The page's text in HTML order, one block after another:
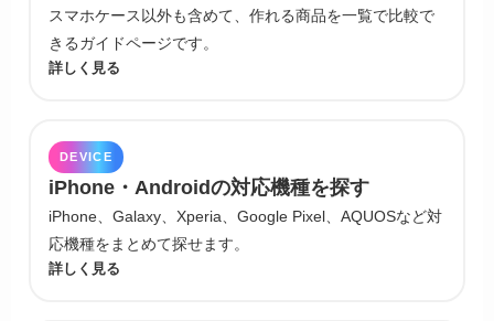
スマホケース以外も含めて、作れる商品を一覧で比較で
きるガイドページです。
詳しく見る
DEVICE
iPhone・Androidの対応機種を探す
iPhone、Galaxy、Xperia、Google Pixel、AQUOSなど対
応機種をまとめて探せます。
詳しく見る